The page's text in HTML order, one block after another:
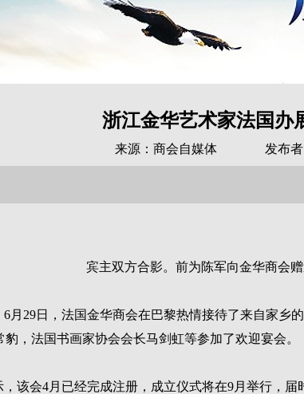
浙江金华艺术家法国办
来源：商会自媒体 发布者
宾主双方合影。前为陈军向金华商会
月29日，法国金华商会在巴黎热情接待了来自家
，法国书画家协会会长马剑虹等参加了欢迎宴会。
该会4月已经完成注册，成立仪式将在9月举行，